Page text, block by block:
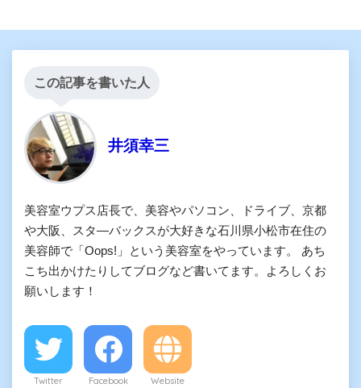
この記事を書いた人
井須幸三
美容室ウプス店長で、美容やパソコン、ドライブ、京都
や大阪、スタ―バックスが大好きな石川県小松市在住の
美容師で「Oops!」という美容室をやっています。 あち
こち出かけたりしてブログなど書いてます。よろしくお
願いします！
Twitter Facebook Website